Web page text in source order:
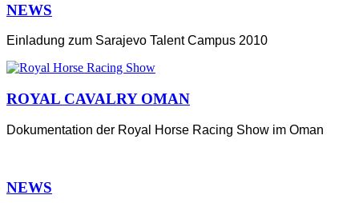
NEWS
Einladung zum Sarajevo Talent Campus 2010
ROYAL CAVALRY OMAN
Dokumentation der Royal Horse Racing Show im Oman
NEWS